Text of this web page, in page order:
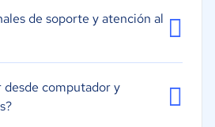
de soporte y atención al
desde computador y